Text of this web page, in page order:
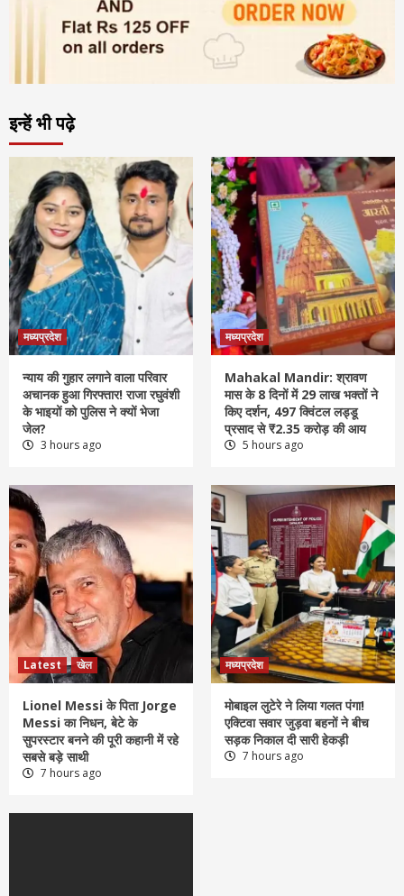
इन्हें भी पढ़े
मध्यप्रदेश
न्याय की गुहार लगाने वाला परिवार
अचानक हुआ गिरफ्तार! राजा रघुवंशी
के भाइयों को पुलिस ने क्यों भेजा
जेल?
3 hours ago
मध्यप्रदेश
Mahakal Mandir: श्रावण
मास के 8 दिनों में 29 लाख भक्तों ने
किए दर्शन, 497 क्विंटल लड्डू
प्रसाद से ₹2.35 करोड़ की आय
5 hours ago
Latest खेल
Lionel Messi के पिता Jorge
Messi का निधन, बेटे के
सुपरस्टार बनने की पूरी कहानी में रहे
सबसे बड़े साथी
7 hours ago
मध्यप्रदेश
मोबाइल लुटेरे ने लिया गलत पंगा!
एक्टिवा सवार जुड़वा बहनों ने बीच
सड़क निकाल दी सारी हेकड़ी
7 hours ago